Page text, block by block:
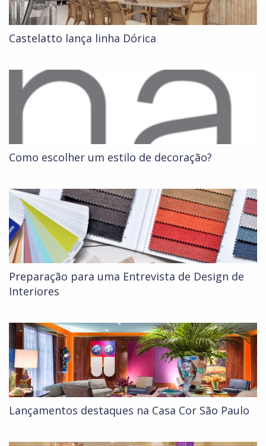
Castelatto lança linha Dórica
Como escolher um estilo de decoração?
Preparação para uma Entrevista de Design de
Interiores
Lançamentos destaques na Casa Cor São Paulo